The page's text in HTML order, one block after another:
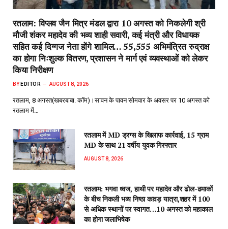
रतलाम: विप्लव जैन मित्र मंडल द्वारा 10 अगस्त को निकलेगी श्री
मौजी शंकर महादेव की भव्य शाही सवारी, कई मंत्री और विधायक
सहित कई दिग्गज नेता होंगे शामिल… 55,555 अभिमंत्रित रुद्राक्ष
का होगा निःशुल्क वितरण, प्रशासन ने मार्ग एवं व्यवस्थाओं को लेकर
किया निरीक्षण
BY EDITOR AUGUST 8, 2026
रतलाम, 8 अगस्त(खबरबाबा. कॉम)।सावन के पावन सोमवार के अवसर पर 10 अगस्त को
रतलाम में…
रतलाम में MD ड्रग्स के खिलाफ कार्रवाई, 15 ग्राम
MD के साथ 21 वर्षीय युवक गिरफ्तार
AUGUST 8, 2026
रतलाम: भगवा ध्वज, हाथी पर महादेव और ढोल-ढमाकों
के बीच निकली भव्य निष्ठा कावड़ यात्रा,शहर में 100
से अधिक स्थानों पर स्वागत…10 अगस्त को महाकाल
का होगा जलाभिषेक